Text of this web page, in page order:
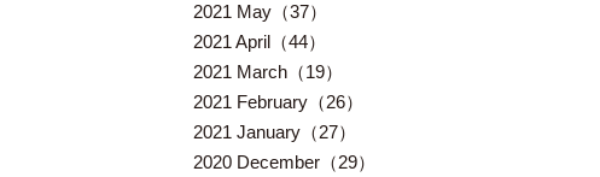
2021 May（37）
2021 April（44）
2021 March（19）
2021 February（26）
2021 January（27）
2020 December（29）